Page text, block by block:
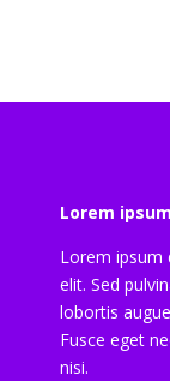
Lorem ipsum
Lorem ipsum
elit. Sed
lobortis
Fusce eget
nisi.